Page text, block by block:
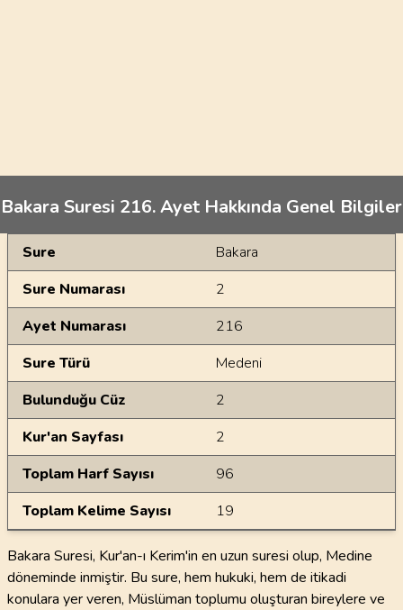
Bakara Suresi 216. Ayet Hakkında Genel Bilgiler
Genel Bilgiler
Sure
Bakara
Sure Numarası
2
Ayet Numarası
216
Sure Türü
Medeni
Bulunduğu Cüz
2
Kur'an Sayfası
2
Toplam Harf Sayısı
96
Toplam Kelime Sayısı
19
Bakara Suresi, Kur'an-ı Kerim'in en uzun suresi olup, Medine
döneminde inmiştir. Bu sure, hem hukuki, hem de itikadi
konulara yer veren, Müslüman toplumu oluşturan bireylere ve